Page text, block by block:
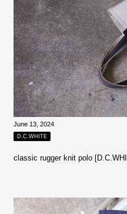
June 13, 2024
D.C.WHITE
classic rugger knit polo